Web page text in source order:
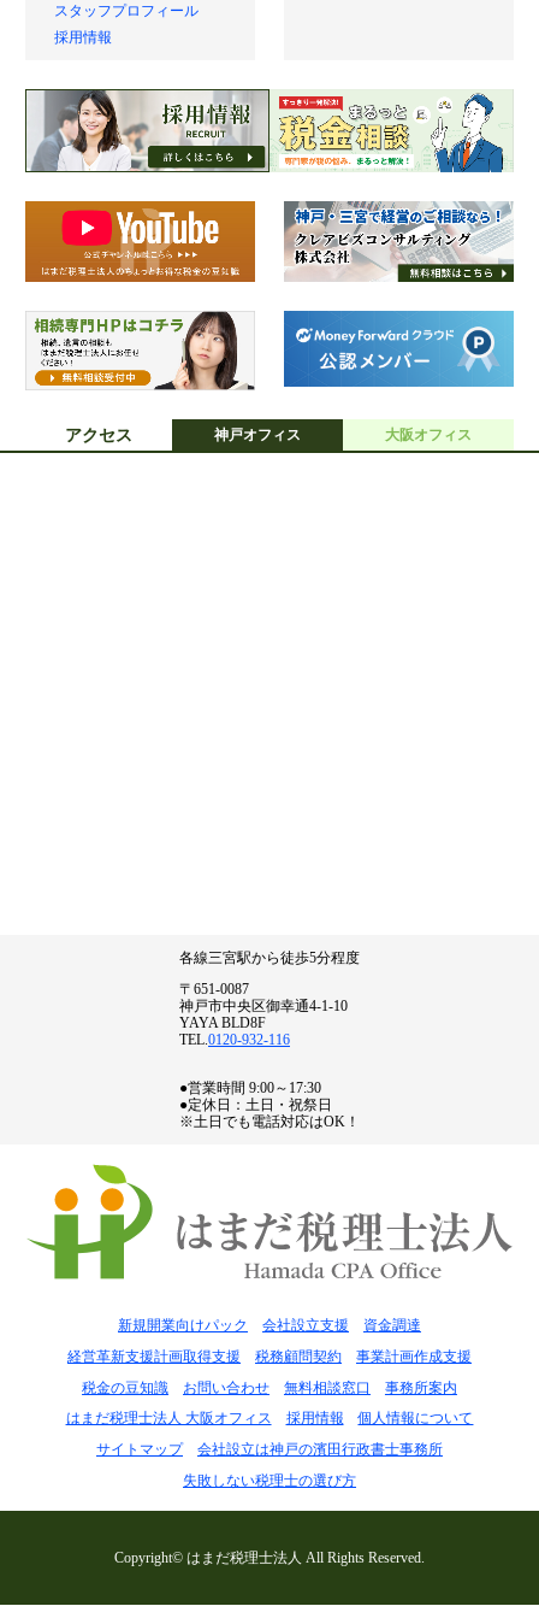
スタッフプロフィール
採用情報
アクセス 神戸オフィス 大阪オフィス
各線三宮駅から徒歩5分程度
〒651-0087
神戸市中央区御幸通4-1-10
YAYA BLD8F
TEL.0120-932-116
●営業時間 9:00～17:30
●定休日：土日・祝祭日
※土日でも電話対応はOK！
新規開業向けパック 会社設立支援
資金調達
経営革新支援計画取得支援
税務顧問契約
事業計画作成支援
税金の豆知識
お問い合わせ 無料相談窓口
事務所案内
はまだ税理士法人 大阪オフィス
採用情報
個人情報について
サイトマップ
会社設立は神戸の濱田行政書士事務所
失敗しない税理士の選び方
Copyright© はまだ税理士法人 All Rights Reserved.